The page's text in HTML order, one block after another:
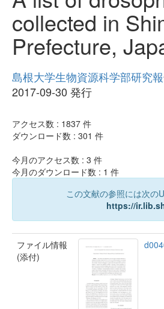
collected in
Prefecture,
島根大学生物資源科学部研究
2017-09-30 発行
アクセス数 : 1837 件
ダウンロード数 : 301 件
今月のアクセス数 : 3 件
今月のダウンロード数 : 1 件
この文献の参照には次の
https://
ファイル情報
(添付)